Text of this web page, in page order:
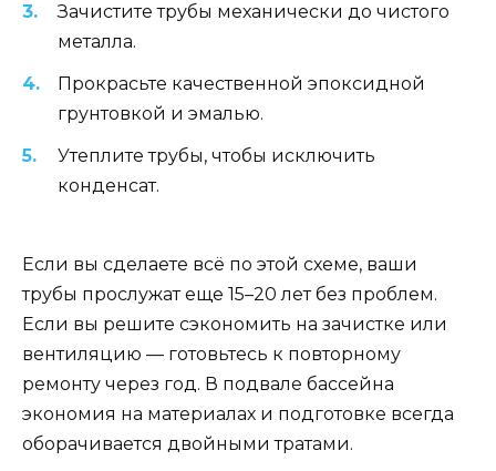
Зачистите трубы механически до чистого
металла.
Прокрасьте качественной эпоксидной
грунтовкой и эмалью.
Утеплите трубы, чтобы исключить
конденсат.
Если вы сделаете всё по этой схеме, ваши
трубы прослужат еще 15–20 лет без проблем.
Если вы решите сэкономить на зачистке или
вентиляцию — готовьтесь к повторному
ремонту через год. В подвале бассейна
экономия на материалах и подготовке всегда
оборачивается двойными тратами.